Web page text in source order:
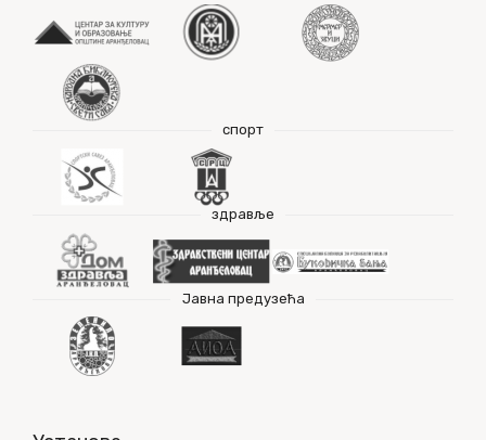
спорт
здравље
Јавна предузећа